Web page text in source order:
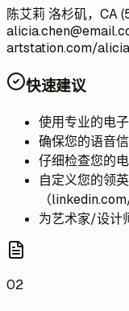
陈艾莉 洛杉矶，CA
artstation.com/
快速建议
使用专业的电
确保您的语音
仔细检查您的
自定义您的领
（
为艺术家/设计
02